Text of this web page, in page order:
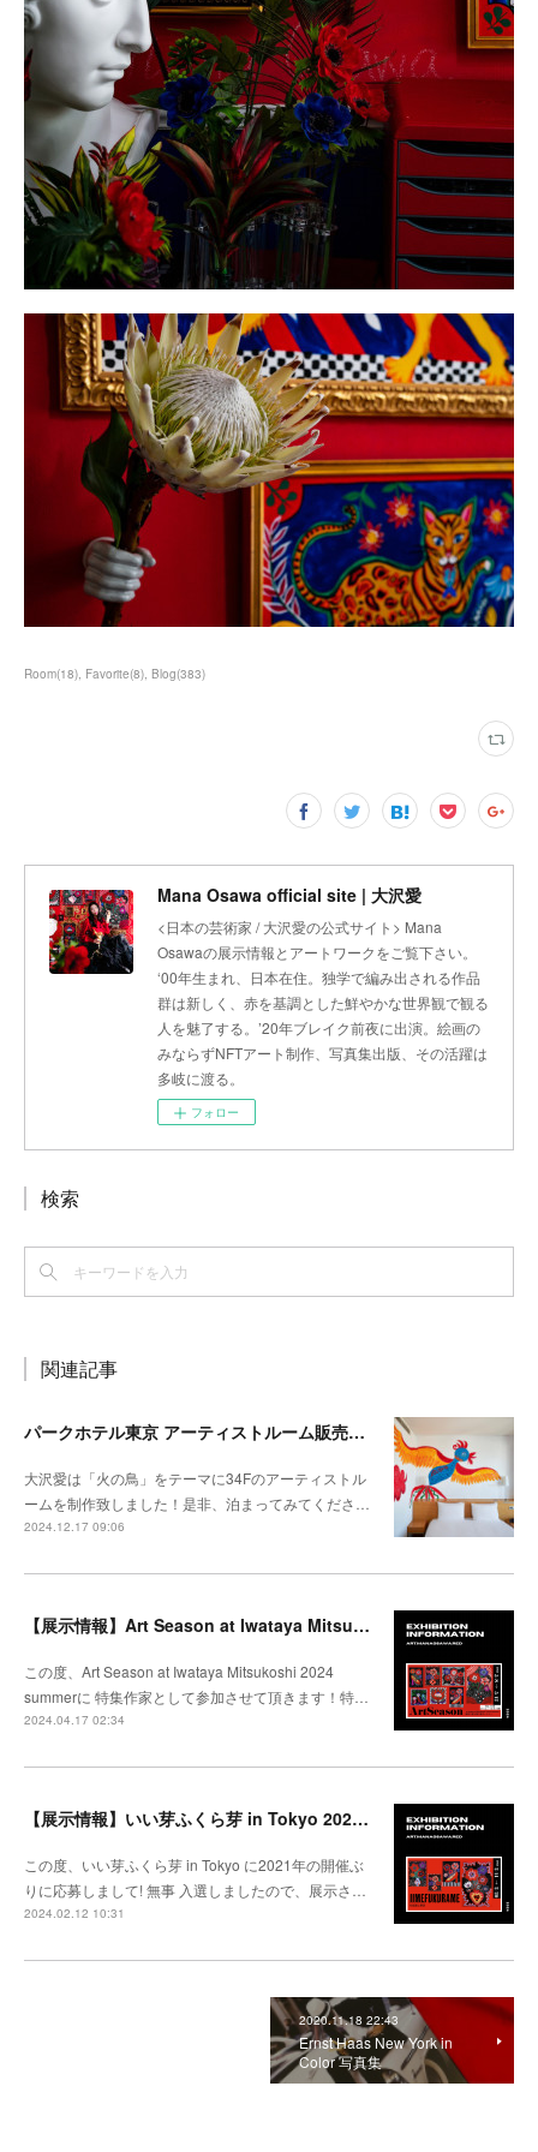
Room(18) Favorite(8) Blog(383)
Mana Osawa official site | 大沢愛
<日本の芸術家 / 大沢愛の公式サイト> Mana
Osawaの展示情報とアートワークをご覧下さい。
‘00年生まれ、日本在住。独学で編み出される作品
群は新しく、赤を基調とした鮮やかな世界観で観る
人を魅了する。’20年ブレイク前夜に出演。絵画の
みならずNFTアート制作、写真集出版、その活躍は
多岐に渡る。
フォロー
検索
関連記事
パークホテル東京 アーティストルーム販売開始
大沢愛は「火の鳥」をテーマに34Fのアーティストル
ームを制作致しました！是非、泊まってみてくださ…
2024.12.17 09:06
【展示情報】Art Season at Iwataya Mitsukoshi 2024 summer 特集 大沢愛
この度、Art Season at Iwataya Mitsukoshi 2024
summerに 特集作家として参加させて頂きます！特…
2024.04.17 02:34
【展示情報】いい芽ふくら芽 in Tokyo 2024 @松坂屋上野
この度、いい芽ふくら芽 in Tokyo に2021年の開催ぶ
りに応募しまして! 無事 入選しましたので、展示さ…
2024.02.12 10:31
2020.11.18 22:43
Ernst Haas New York in
Color 写真集